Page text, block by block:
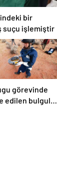
bir
suçu işlemiştir
görevinde
edilen bulgular